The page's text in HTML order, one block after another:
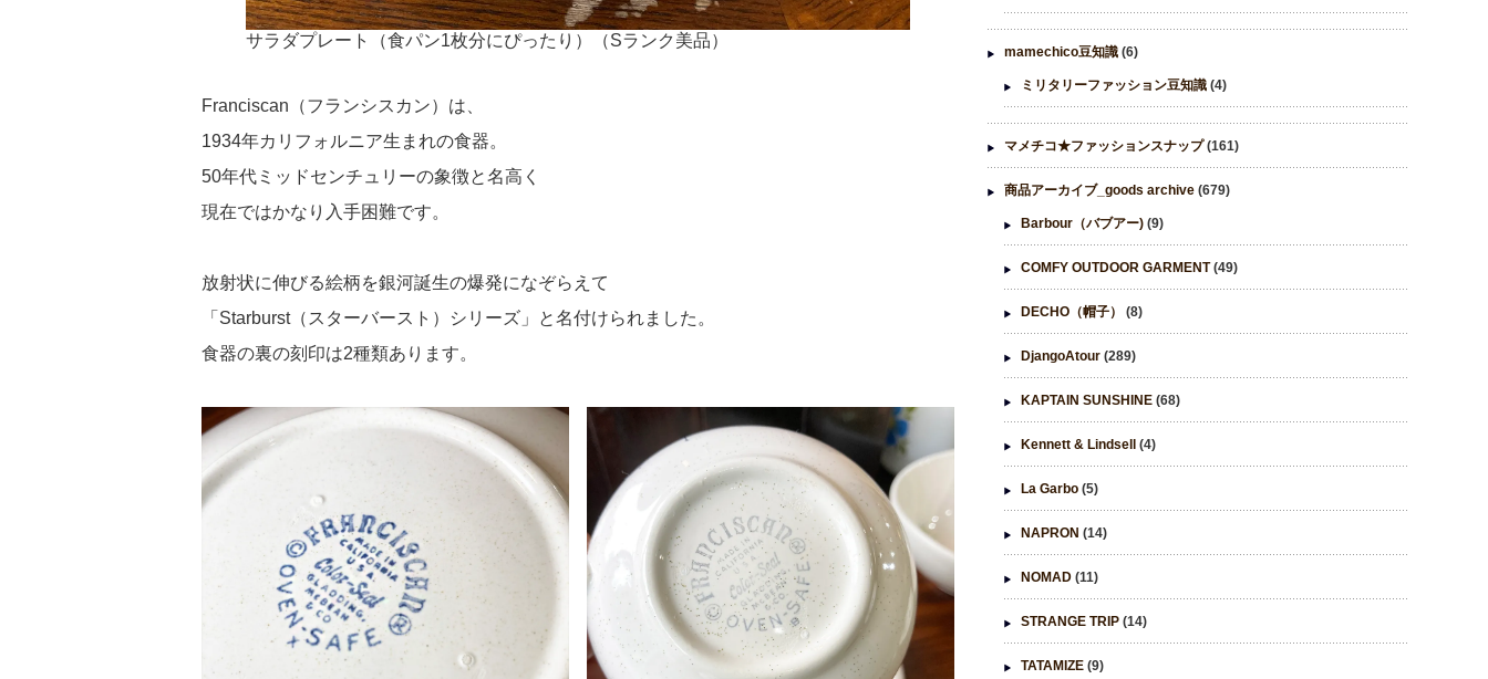
サラダプレート（食パン1枚分にぴったり）（Sランク美品）
Franciscan（フランシスカン）は、
1934年カリフォルニア生まれの食器。
50年代ミッドセンチュリーの象徴と名高く
現在ではかなり入手困難です。
放射状に伸びる絵柄を銀河誕生の爆発になぞらえて
「Starburst（スターバースト）シリーズ」と名付けられました。
食器の裏の刻印は2種類あります。
mamechico豆知識 (6)
ミリタリーファッション豆知識 (4)
マメチコ★ファッションスナップ(161)
商品アーカイブ_goods archive (679)
Barbour（バブアー) (9)
COMFY OUTDOOR GARMENT(49)
DECHO（帽子） (8)
DjangoAtour (289)
KAPTAIN SUNSHINE (68)
Kennett & Lindsell (4)
La Garbo (5)
NAPRON (14)
NOMAD (11)
STRANGE TRIP (14)
TATAMIZE (9)